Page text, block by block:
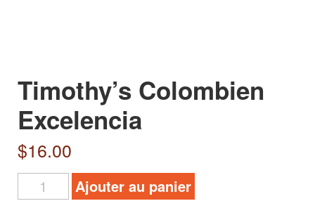
Timothy’s Colombien
Excelencia
$16.00
Ajouter au panier